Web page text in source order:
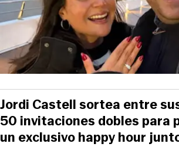
Jordi Castell sortea entre
50 invitaciones dobles para
un exclusivo happy hour